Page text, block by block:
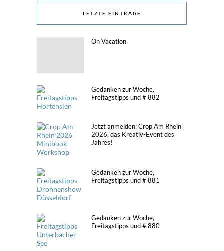
LETZTE EINTRÄGE
On Vacation
Gedanken zur Woche,
Freitagstipps und # 882
Jetzt anmelden: Crop Am Rhein
2026, das Kreativ-Event des
Jahres!
Gedanken zur Woche,
Freitagstipps und # 881
Gedanken zur Woche,
Freitagstipps und # 880